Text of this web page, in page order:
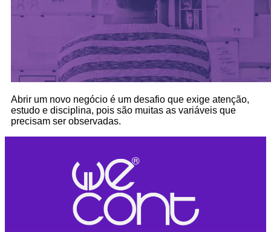
Abrir um novo negócio é um desafio que exige atenção,
estudo e disciplina, pois são muitas as variáveis que
precisam ser observadas.